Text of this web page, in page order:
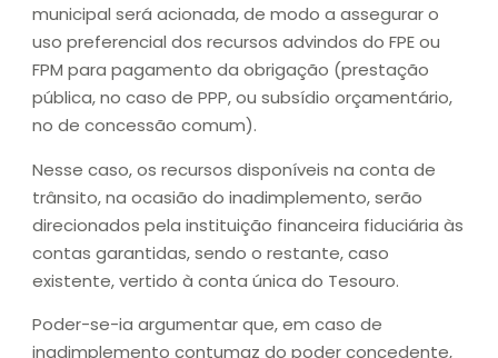
municipal será acionada, de modo a assegurar o
uso preferencial dos recursos advindos do FPE ou
FPM para pagamento da obrigação (prestação
pública, no caso de PPP, ou subsídio orçamentário,
no de concessão comum).
Nesse caso, os recursos disponíveis na conta de
trânsito, na ocasião do inadimplemento, serão
direcionados pela instituição financeira fiduciária às
contas garantidas, sendo o restante, caso
existente, vertido à conta única do Tesouro.
Poder-se-ia argumentar que, em caso de
inadimplemento contumaz do poder concedente,